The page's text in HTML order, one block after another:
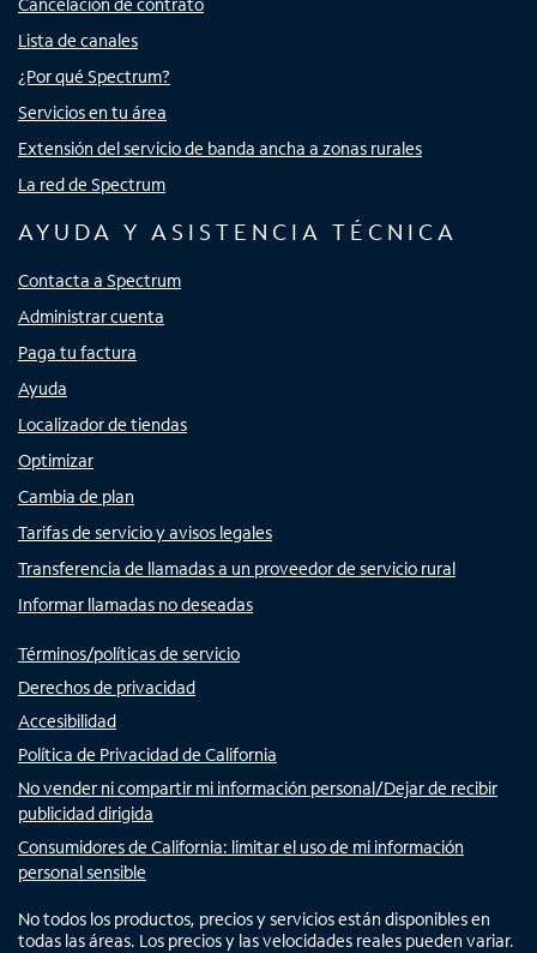
Cancelación de contrato
Lista de canales
¿Por qué Spectrum?
Servicios en tu área
Extensión del servicio de banda ancha a zonas rurales
La red de Spectrum
AYUDA Y ASISTENCIA TÉCNICA
Contacta a Spectrum
Administrar cuenta
Paga tu factura
Ayuda
Localizador de tiendas
Optimizar
Cambia de plan
Tarifas de servicio y avisos legales
Transferencia de llamadas a un proveedor de servicio rural
Informar llamadas no deseadas
Términos/políticas de servicio
Derechos de privacidad
Accesibilidad
Política de Privacidad de California
No vender ni compartir mi información personal/Dejar de recibir
publicidad dirigida
Consumidores de California: limitar el uso de mi información
personal sensible
No todos los productos, precios y servicios están disponibles en
todas las áreas. Los precios y las velocidades reales pueden variar.